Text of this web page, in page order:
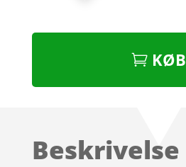
KØB
Beskrivelse